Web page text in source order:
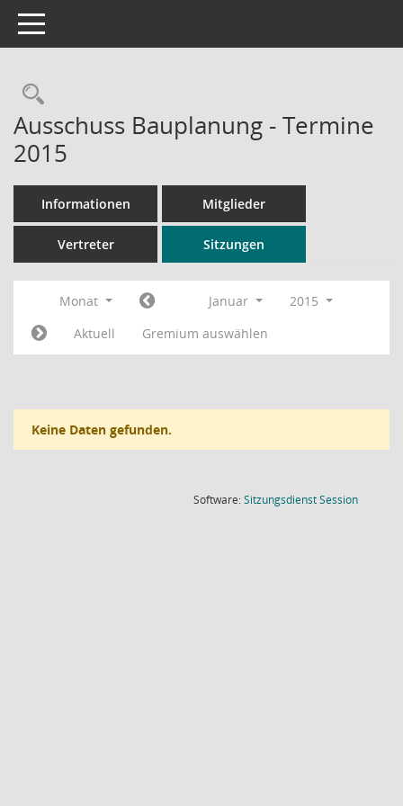
Toggle navigation
Rechercheauswahl
Ausschuss Bauplanung - Termine
2015
Informationen Mitglieder
Vertreter Sitzungen
Monat Januar
2015
Aktuell
Gremium auswählen
Keine Daten gefunden.
Software:SitzungsdienstSession(Wird in